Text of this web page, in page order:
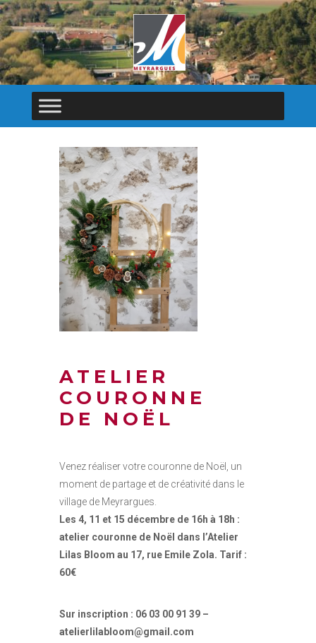
ATELIER
COURONNE
DE NOËL
Venez réaliser votre couronne de Noël, un
moment de partage et de créativité dans le
village de Meyrargues.
Les 4, 11 et 15 décembre de 16h à 18h :
atelier couronne de Noël dans l’Atelier
Lilas Bloom au 17, rue Emile Zola. Tarif :
60€
Sur inscription : 06 03 00 91 39 –
atelierlilabloom@gmail.com